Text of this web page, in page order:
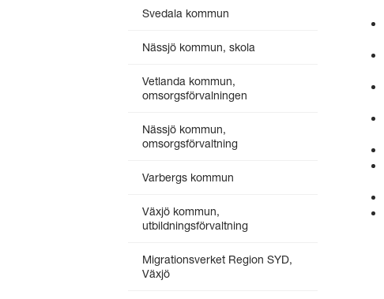
Svedala kommun
Nässjö kommun, skola
Vetlanda kommun,
omsorgsförvalningen
Nässjö kommun,
omsorgsförvaltning
Varbergs kommun
Växjö kommun,
utbildningsförvaltning
Migrationsverket Region SYD,
Växjö